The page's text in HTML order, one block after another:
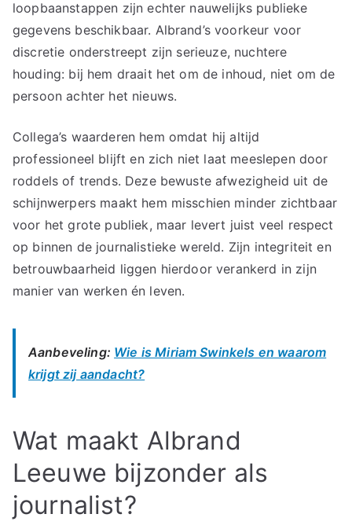
loopbaanstappen zijn echter nauwelijks publieke
gegevens beschikbaar. Albrand’s voorkeur voor
discretie onderstreept zijn serieuze, nuchtere
houding: bij hem draait het om de inhoud, niet om de
persoon achter het nieuws.
Collega’s waarderen hem omdat hij altijd
professioneel blijft en zich niet laat meeslepen door
roddels of trends. Deze bewuste afwezigheid uit de
schijnwerpers maakt hem misschien minder zichtbaar
voor het grote publiek, maar levert juist veel respect
op binnen de journalistieke wereld. Zijn integriteit en
betrouwbaarheid liggen hierdoor verankerd in zijn
manier van werken én leven.
Aanbeveling: Wie is Miriam Swinkels en waarom
krijgt zij aandacht?
Wat maakt Albrand
Leeuwe bijzonder als
journalist?